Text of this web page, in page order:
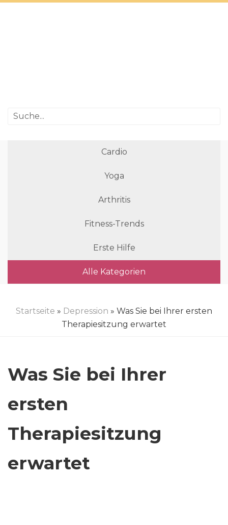
Cardio
Yoga
Arthritis
Fitness-Trends
Erste Hilfe
Alle Kategorien
Startseite » Depression » Was Sie bei Ihrer ersten
Therapiesitzung erwartet
Was Sie bei Ihrer
ersten
Therapiesitzung
erwartet